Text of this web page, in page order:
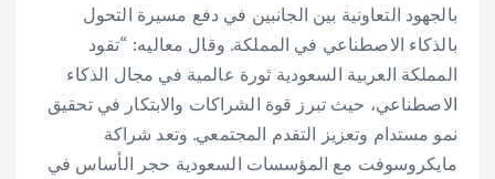
بالجهود التعاونية بين الجانبين في دفع مسيرة التحول
بالذكاء الاصطناعي في المملكة. وقال معاليه: “تقود
المملكة العربية السعودية ثورة عالمية في مجال الذكاء
الاصطناعي، حيث تبرز قوة الشراكات والابتكار في تحقيق
نمو مستدام وتعزيز التقدم المجتمعي. وتعد شراكة
مايكروسوفت مع المؤسسات السعودية حجر الأساس في